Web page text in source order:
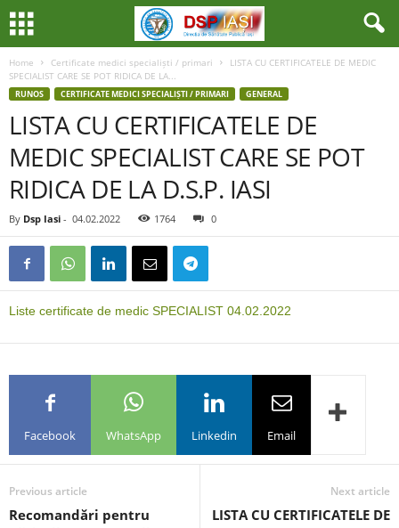
Home Certificate medici specialiști / primari
LISTA CU CERTIFICATELE DE MEDIC
SPECIALIST CARE SE POT RIDICA DE LA...
RUNOS CERTIFICATE MEDICI SPECIALIȘTI / PRIMARI GENERAL
LISTA CU CERTIFICATELE DE
MEDIC SPECIALIST CARE SE POT
RIDICA DE LA D.S.P. IASI
By Dsp Iasi - 04.02.2022 1764 0
Liste certificate de medic SPECIALIST 04.02.2022
Facebook WhatsApp Linkedin Email
Previous article
Recomandări pentru
Next article
LISTA CU CERTIFICATELE DE